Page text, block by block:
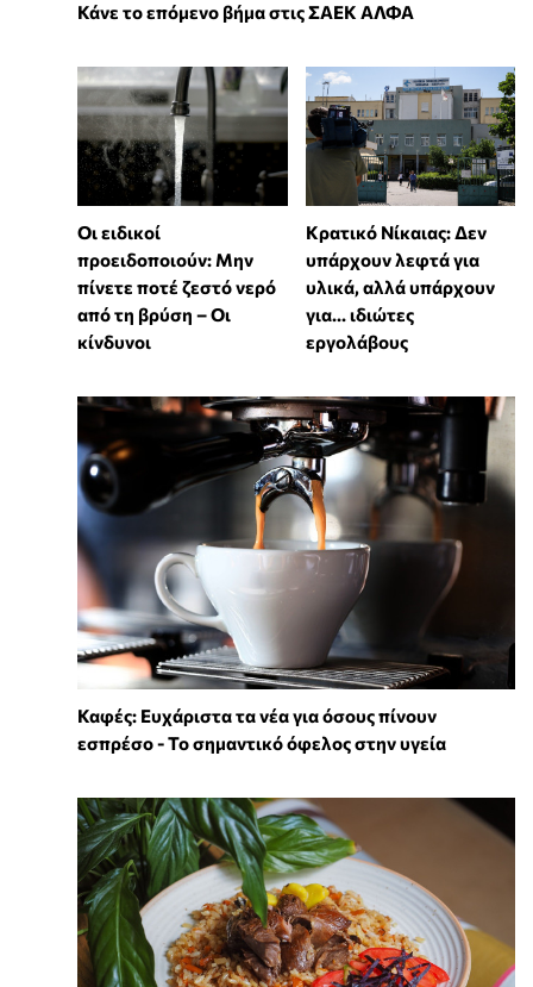
Κάνε το επόμενο βήμα στις ΣΑΕΚ ΑΛΦΑ
Οι ειδικοί
προειδοποιούν: Μην
πίνετε ποτέ ζεστό νερό
από τη βρύση – Οι
κίνδυνοι
Κρατικό Νίκαιας: Δεν
υπάρχουν λεφτά για
υλικά, αλλά υπάρχουν
για... ιδιώτες
εργολάβους
Καφές: Ευχάριστα τα νέα για όσους πίνουν
εσπρέσο - Το σημαντικό όφελος στην υγεία